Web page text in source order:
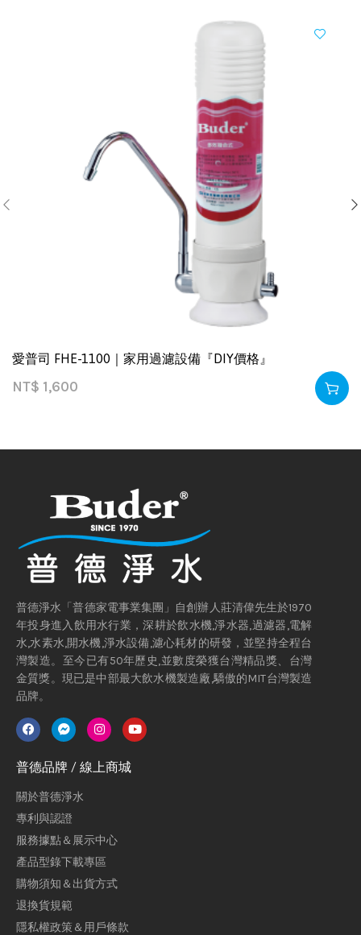
愛普司 FHE-1100｜家用過濾設備『DIY價格』
NT$ 1,600
普德淨水「普德家電事業集團」自創辦人莊清偉先生於1970
年投身進入飲用水行業，深耕於飲水機,淨水器,過濾器,電解
水,水素水,開水機,淨水設備,濾心耗材的研發，並堅持全程台
灣製造。至今已有50年歷史,並數度榮獲台灣精品獎、台灣
金質獎。現已是中部最大飲水機製造廠,驕傲的MIT台灣製造
品牌。
普德品牌 / 線上商城
關於普德淨水
專利與認證
服務據點＆展示中心
產品型錄下載專區
購物須知＆出貨方式
退換貨規範
隱私權政策＆用戶條款